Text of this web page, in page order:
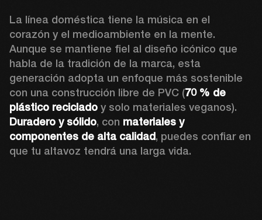
La línea doméstica tiene la música en el
corazón y el medioambiente en la mente.
Aunque se mantiene fiel al diseño icónico que
habla de la tradición de la marca, esta
generación adopta un enfoque más sostenible
con una construcción libre de PVC (70 % de
plástico reciclado
Duradero y sólido, con materiales y
componentes de alta calidad, puedes confiar en
que tu altavoz tendrá una larga vida.